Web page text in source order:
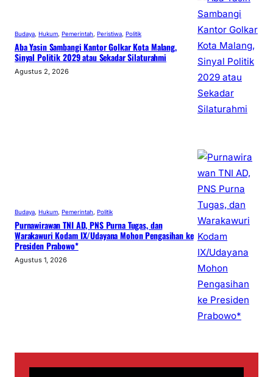
Budaya, Hukum, Pemerintah, Peristiwa, Politik
Aba Yasin Sambangi Kantor Golkar Kota Malang,
Sinyal Politik 2029 atau Sekadar Silaturahmi
Agustus 2, 2026
Budaya Hukum Pemerintah Politik
Purnawirawan TNI AD, PNS Purna Tugas, dan
Warakawuri Kodam IX/Udayana Mohon Pengasihan ke
Presiden Prabowo*
Agustus 1, 2026